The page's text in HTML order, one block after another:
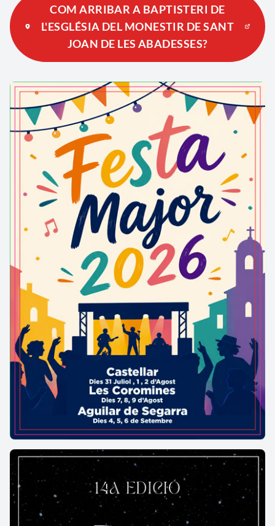
COM ARRIBAR A BAPTISTERI DE
L'ESGLÉSIA DEL MONESTIR DE SANT
JOAN DE LES ABADESSES?